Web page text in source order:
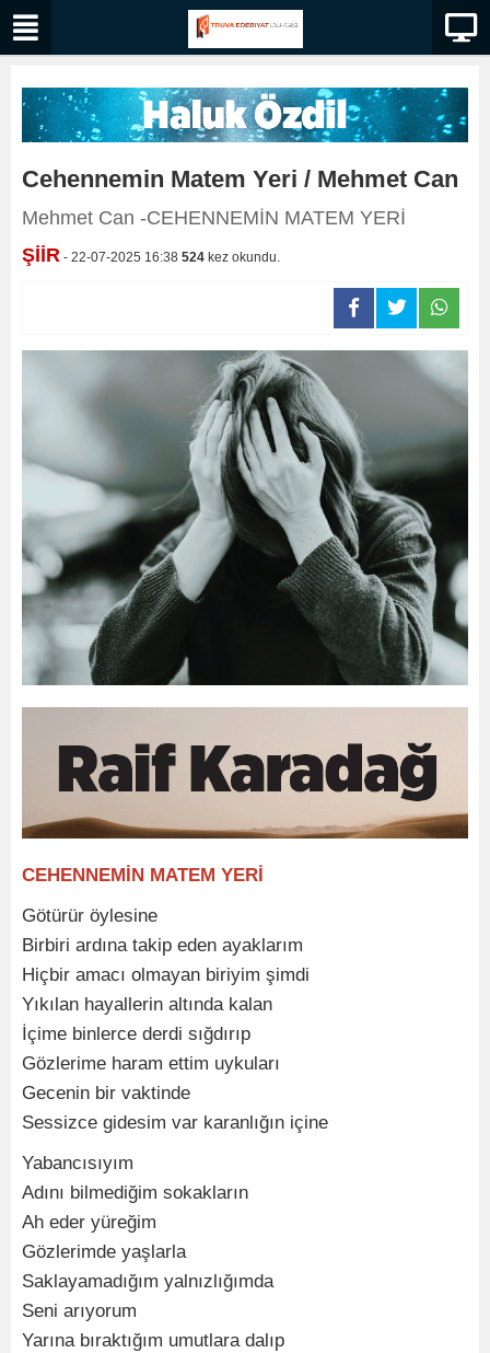
Cehennemin Matem Yeri / Mehmet Can
Mehmet Can -CEHENNEMİN MATEM YERİ
ŞİİR - 22-07-2025 16:38 524 kez okundu.
CEHENNEMİN MATEM YERİ
Götürür öylesine
Birbiri ardına takip eden ayaklarım
Hiçbir amacı olmayan biriyim şimdi
Yıkılan hayallerin altında kalan
İçime binlerce derdi sığdırıp
Gözlerime haram ettim uykuları
Gecenin bir vaktinde
Sessizce gidesim var karanlığın içine
Yabancısıyım
Adını bilmediğim sokakların
Ah eder yüreğim
Gözlerimde yaşlarla
Saklayamadığım yalnızlığımda
Seni arıyorum
Yarına bıraktığım umutlara dalıp